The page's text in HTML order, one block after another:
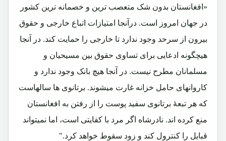
«افغانستان بدون شک متعصب ترین و خصمانه ترین کشور
در جهان امروز است. درآنجا امتیازات اتباع خارجی و حقوق
بیرون از سرحد وجود ندارد تا خارجی را حمایت کند. در آنجا
هیچگونه ادعایی برای تساوی حقوق بین مسیحیان و
مسلمانان مطرح نیست. در آنجا هیچ بانک وجود ندارد و
کاروانهای حامل خزانه غارت میشوند. برتانوی ها سالهاست
که هر تبعۀ برتانوی سفید پوست را از رفتن به افغانستان
منع کرده اند. نادرشاه اگر مرد با کفایتی است، اما نمیتواند
قبایل را کنترول کند و زود سقوط خواهد کرد."